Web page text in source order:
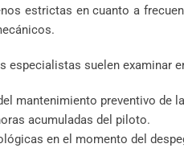
estrictas en cuanto a
especialistas suelen examinar
mantenimiento preventivo de
acumuladas del piloto.
en el momento del